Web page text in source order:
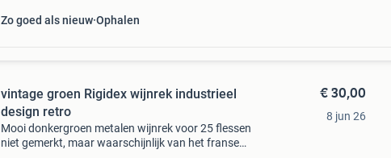
Zo goed als nieuw Ophalen
vintage groen Rigidex wijnrek industrieel
design retro
Mooi donkergroen metalen wijnrek voor 25 flessen
niet gemerkt, maar waarschijnlijk van het franse
€ 30,00
8 jun 26